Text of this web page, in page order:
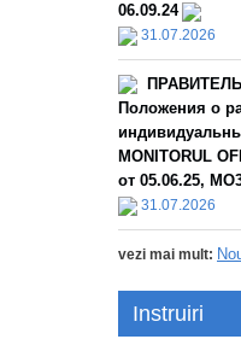
06.09.24
31.07.2026
Положения о
MONITORUL
от 05.06.25,
31.07.2026
vezi mai mult:
Instruiri